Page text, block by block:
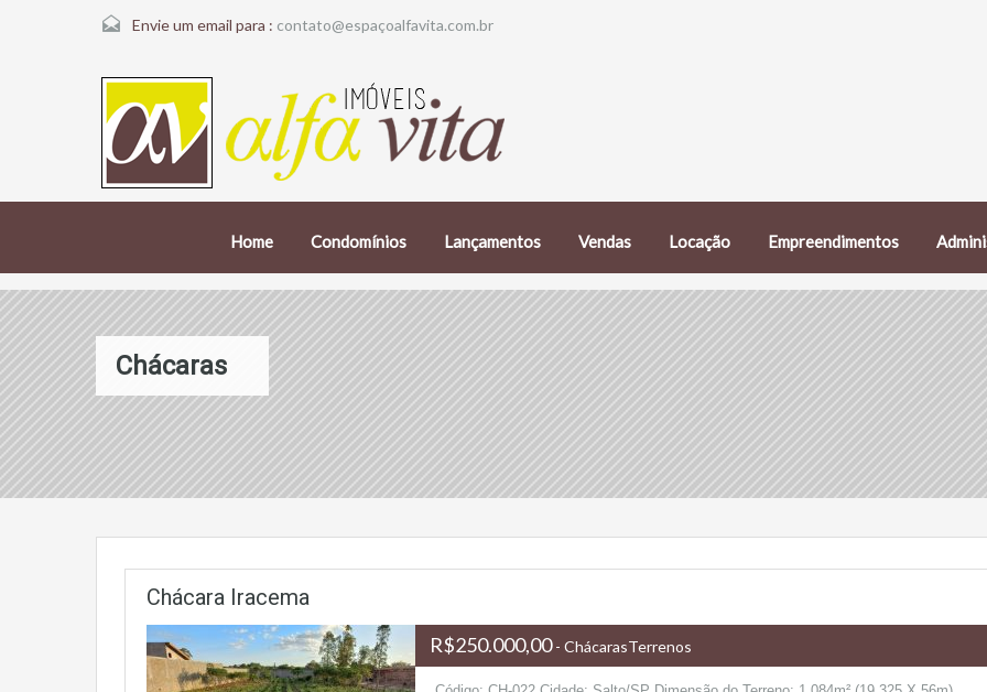
Envie um email para : contato@espaçoalfavita.com.br
Home Condomínios Lançamentos Vendas Locação Empreendimentos
Chácaras
Chácara Iracema
R$250.000,00- ChácarasTerrenos